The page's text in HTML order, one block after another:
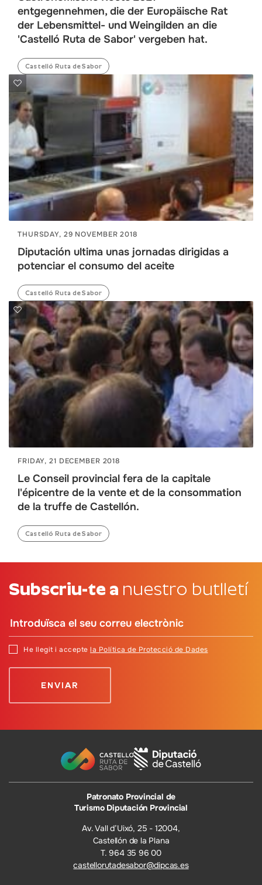
entgegennehmen, die der Europäische Rat
der Lebensmittel- und Weingilden an die
'Castelló Ruta de Sabor' vergeben hat.
Castelló Ruta de Sabor
THURSDAY, 29 NOVEMBER 2018
Diputación ultima unas jornadas dirigidas a
potenciar el consumo del aceite
Castelló Ruta de Sabor
FRIDAY, 21 DECEMBER 2018
Le Conseil provincial fera de la capitale
l'épicentre de la vente et de la consommation
de la truffe de Castellón.
Castelló Ruta de Sabor
Subscriu-te a nuestro butlletí
He llegit i accepte la Política de Protecció de Dades
Patronato Provincial de
Turismo Diputación Provincial
Av. Vall d’Uixó, 25 - 12004,
Castellón de la Plana
T. 964 35 96 00
castellorutadesabor@dipcas.es